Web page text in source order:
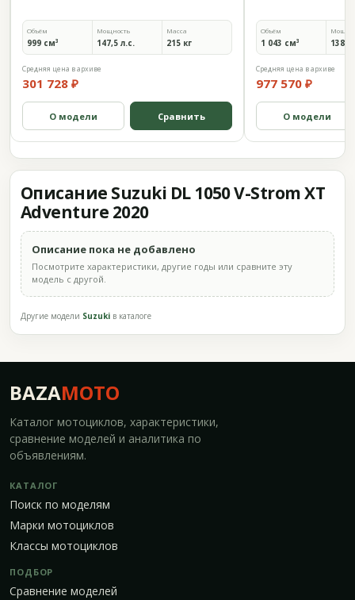
Объём
999 см³
Мощность
147,5 л.с.
Масса
215 кг
Средняя цена в архиве
301 728 ₽
О модели Сравнить
Объём
1 043 см³ 138
Средняя цена в архиве
977 570 ₽
О модели
Описание Suzuki DL 1050 V-Strom XT
Adventure 2020
Описание пока не добавлено
Посмотрите характеристики, другие годы или сравните эту
модель с другой.
Другие модели Suzuki в каталоге
BAZAMOTO
Каталог мотоциклов, характеристики,
сравнение моделей и аналитика по
объявлениям.
КАТАЛОГ
Поиск по моделям
Марки мотоциклов
Классы мотоциклов
ПОДБОР
Сравнение моделей